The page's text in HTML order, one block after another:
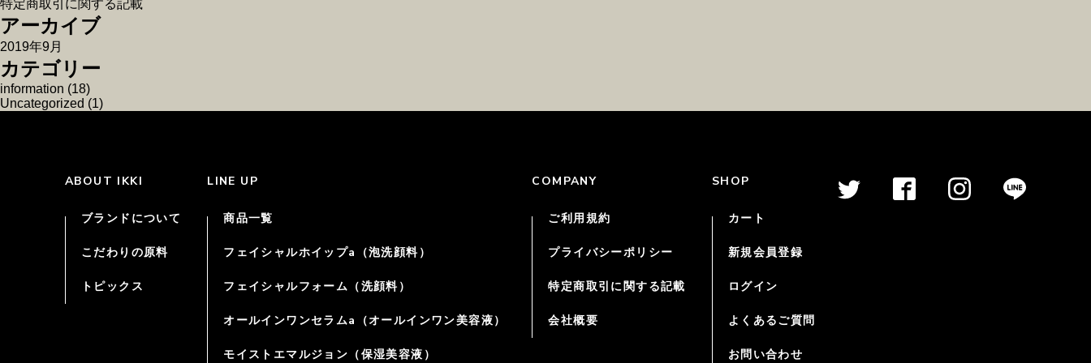
特定商取引に関する記載
アーカイブ
2019年9月
カテゴリー
information (18)
Uncategorized (1)
ABOUT IKKI
ブランドについて
こだわりの原料
トピックス
LINE UP
商品一覧
フェイシャルホイップa（泡洗顔料）
フェイシャルフォーム（洗顔料）
オールインワンセラムa（オールインワン美容液）
モイストエマルジョン（保湿美容液）
COMPANY
ご利用規約
プライバシーポリシー
特定商取引に関する記載
会社概要
SHOP
カート
新規会員登録
ログイン
よくあるご質問
お問い合わせ